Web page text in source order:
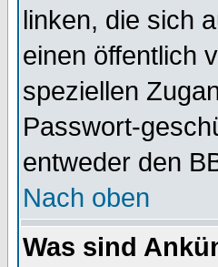
linken, die sich
einen öffentlich
speziellen
Passwort-
entweder den
Nach oben
Was sind